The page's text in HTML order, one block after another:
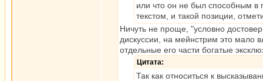
или что он не был способным в
текстом, и такой позиции,
Ничуть не проще, "условно
дискуссии, на мейнстрим это мало
отдельные его части богатые
Цитата:
Так как относиться к